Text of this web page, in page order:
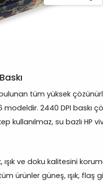
tüm yüksek
modeldir. 2440 DPI baskı
kullanılmaz, su bazlı HP
ışık ve doku kalitesini
ürünler güneş, ışık, flaş